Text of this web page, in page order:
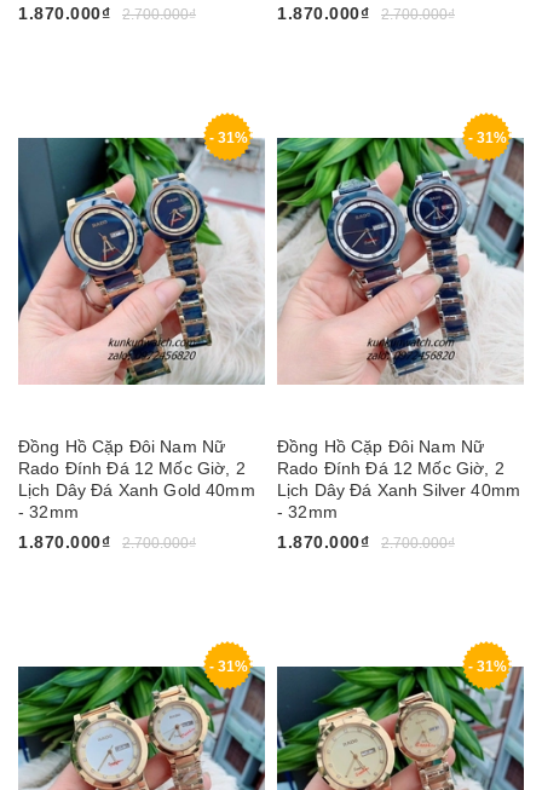
1.870.000₫ 2.700.000₫ 1.870.000₫ 2.700.000₫
- 31%
Đồng Hồ Cặp Đôi Nam Nữ
Rado Đính Đá 12 Mốc Giờ, 2
Lịch Dây Đá Xanh Gold 40mm
- 32mm
1.870.000₫
2.700.000₫
- 31%
Đồng Hồ Cặp Đôi Nam Nữ
Rado Đính Đá 12 Mốc Giờ, 2
Lịch Dây Đá Xanh Silver 40mm
- 32mm
1.870.000₫
2.700.000₫
- 31% - 31%